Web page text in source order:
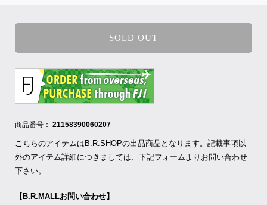
SOLD OUT
商品番号： 21158390060207
こちらのアイテムはB.R.SHOPの出品商品となります。記載事項以
外のアイテム詳細につきましては、下記フォームよりお問い合わせ
下さい。
【B.R.MALLお問い合わせ】